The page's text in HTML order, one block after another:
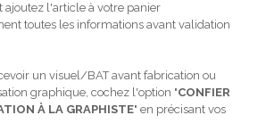
ajoutez l'article à votre panier
toutes les informations avant validation
un visuel/BAT avant fabrication ou
graphique, cochez l'option "CONFIER
À LA GRAPHISTE" en précisant vos